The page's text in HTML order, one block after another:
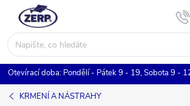
obsah
Otevírací doba: Pondělí - Pátek 9 - 19, Sobota 9 -
KRMENÍ A NÁSTRAHY